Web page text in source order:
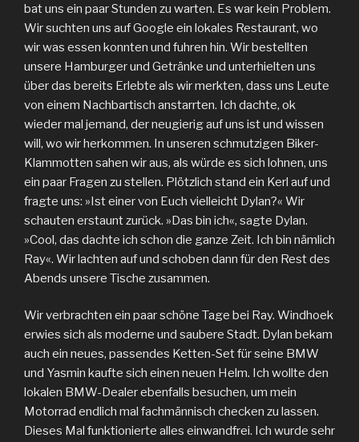
bat uns ein paar Stunden zu warten. Es war kein Problem.
Wir suchten uns auf Google ein lokales Restaurant, wo
wir was essen konnten und fuhren hin. Wir bestellten
unsere Hamburger und Getränke und unterhielten uns
über das bereits Erlebte als wir merkten, dass uns Leute
von einem Nachbartisch anstarrten. Ich dachte, ok
wieder mal jemand, der neugierig auf uns ist und wissen
will, wo wir herkommen. In unseren schmutzigen Biker-
Klammotten sahen wir aus, als würde es sich lohnen, uns
ein paar Fragen zu stellen. Plötzlich stand ein Kerl auf und
fragte uns: »Ist einer von Euch vielleicht Dylan?« Wir
schauten erstaunt zurück. »Das bin ich«, sagte Dylan.
»Cool, das dachte ich schon die ganze Zeit. Ich bin nämlich
Ray«. Wir lachten auf und schoben dann für den Rest des
Abends unsere Tische zusammen.
Wir verbrachten ein paar schöne Tage bei Ray. Windhoek
erwies sich als moderne und saubere Stadt. Dylan bekam
auch ein neues, passendes Ketten-Set für seine BMW
und Yasmin kaufte sich einen neuen Helm. Ich wollte den
lokalen BMW-Dealer ebenfalls besuchen, um mein
Motorrad endlich mal fachmännisch checken zu lassen.
Dieses Mal funktionierte alles einwandfrei. Ich wurde sehr